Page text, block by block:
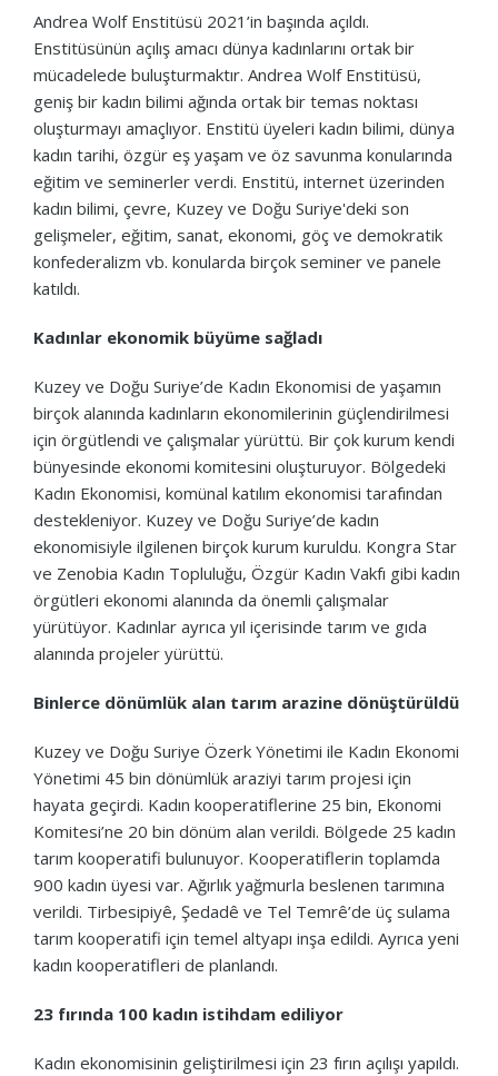
Andrea Wolf Enstitüsü 2021’in başında açıldı.
Enstitüsünün açılış amacı dünya kadınlarını ortak bir
mücadelede buluşturmaktır. Andrea Wolf Enstitüsü,
geniş bir kadın bilimi ağında ortak bir temas noktası
oluşturmayı amaçlıyor. Enstitü üyeleri kadın bilimi, dünya
kadın tarihi, özgür eş yaşam ve öz savunma konularında
eğitim ve seminerler verdi. Enstitü, internet üzerinden
kadın bilimi, çevre, Kuzey ve Doğu Suriye'deki son
gelişmeler, eğitim, sanat, ekonomi, göç ve demokratik
konfederalizm vb. konularda birçok seminer ve panele
katıldı.
Kadınlar ekonomik büyüme sağladı
Kuzey ve Doğu Suriye’de Kadın Ekonomisi de yaşamın
birçok alanında kadınların ekonomilerinin güçlendirilmesi
için örgütlendi ve çalışmalar yürüttü. Bir çok kurum kendi
bünyesinde ekonomi komitesini oluşturuyor. Bölgedeki
Kadın Ekonomisi, komünal katılım ekonomisi tarafından
destekleniyor. Kuzey ve Doğu Suriye’de kadın
ekonomisiyle ilgilenen birçok kurum kuruldu. Kongra Star
ve Zenobia Kadın Topluluğu, Özgür Kadın Vakfı gibi kadın
örgütleri ekonomi alanında da önemli çalışmalar
yürütüyor. Kadınlar ayrıca yıl içerisinde tarım ve gıda
alanında projeler yürüttü.
Binlerce dönümlük alan tarım arazine dönüştürüldü
Kuzey ve Doğu Suriye Özerk Yönetimi ile Kadın Ekonomi
Yönetimi 45 bin dönümlük araziyi tarım projesi için
hayata geçirdi. Kadın kooperatiflerine 25 bin, Ekonomi
Komitesi’ne 20 bin dönüm alan verildi. Bölgede 25 kadın
tarım kooperatifi bulunuyor. Kooperatiflerin toplamda
900 kadın üyesi var. Ağırlık yağmurla beslenen tarımına
verildi. Tirbesipiyê, Şedadê ve Tel Temrê’de üç sulama
tarım kooperatifi için temel altyapı inşa edildi. Ayrıca yeni
kadın kooperatifleri de planlandı.
23 fırında 100 kadın istihdam ediliyor
Kadın ekonomisinin geliştirilmesi için 23 fırın açılışı yapıldı.